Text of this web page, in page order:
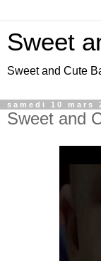
Sweet
Sweet and Cute
samedi 10 mars
Sweet and